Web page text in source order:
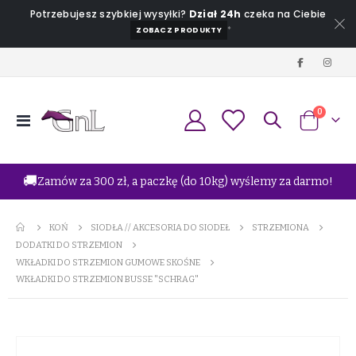
Potrzebujesz szybkiej wysyłki? Dział 24h czeka na Ciebie
ZOBACZ PRODUKTY *
Przełącznik
Koszyk
0
🚚Zamów za 300 zł, a paczkę (do 10kg) wyślemy za darmo!
KOŃ SIODŁA // AKCESORIA DO SIODEŁ
STRZEMIONA
DODATKI DO STRZEMION
WKŁADKI DO STRZEMION GUMOWE SKOŚNE
WKŁADKI DO STRZEMION BUSSE "SCHRAG"